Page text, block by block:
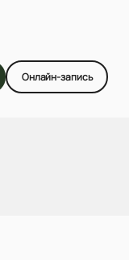
Онлайн-запись